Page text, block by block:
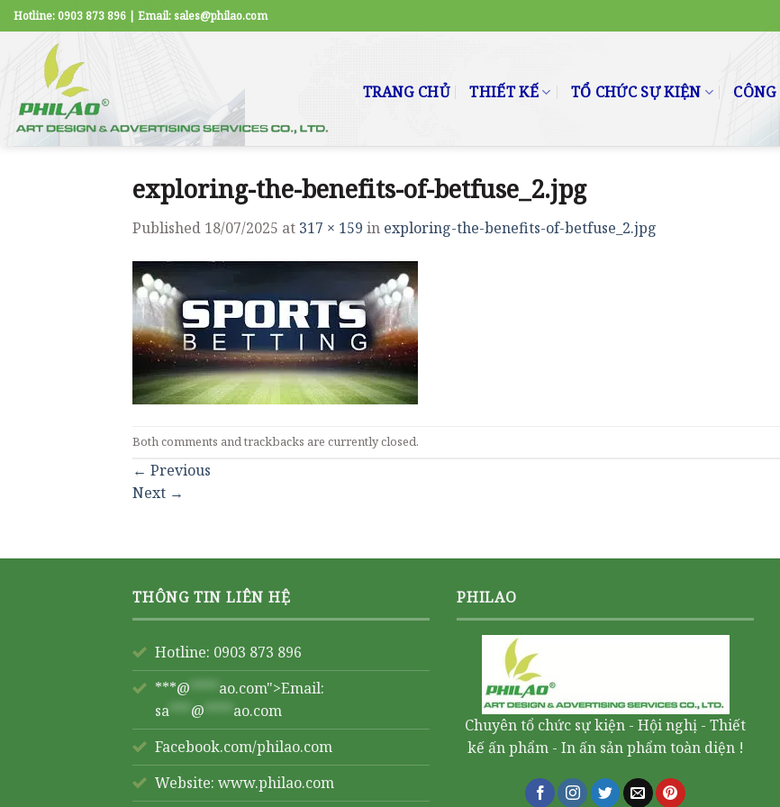
Skip
to
content
Hotline: 0903 873 896 | Email: sales@philao.com
TRANG CHỦ THIẾT KẾ TỔ CHỨC SỰ KIỆN
exploring-the-benefits-of-betfuse_2.jpg
Published 18/07/2025 at 317 × 159 in exploring-the-benefits-of-betfuse_2.jpg
Both comments and trackbacks are currently closed.
← Previous
Next →
THÔNG TIN LIÊN HỆ
Hotline: 0903 873 896
***@ **** ao.com">Email:
sa *** @ **** ao.com
Facebook.com/philao.com
Website: www.philao.com
PHILAO
Chuyên tổ chức sự kiện - Hội nghị - Thiết
kế ấn phẩm - In ấn sản phẩm toàn diện !